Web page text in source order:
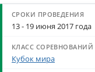
13 - 19 июня 2017 года
Кубок мира